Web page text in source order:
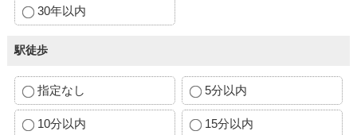
30年以内
駅徒歩
指定なし 5分以内
10分以内 15分以内